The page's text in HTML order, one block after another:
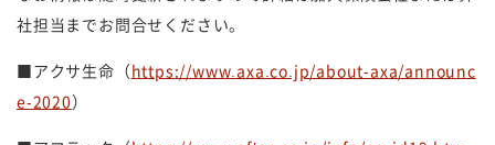
社担当までお問合せください。
■アクサ生命（https://www.axa.co.jp/about-axa/announc
e-2020）